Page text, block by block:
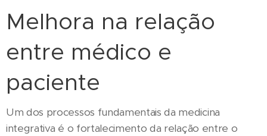
Melhora na relação
entre médico e
paciente
Um dos processos fundamentais da medicina
integrativa é o fortalecimento da relação entre o